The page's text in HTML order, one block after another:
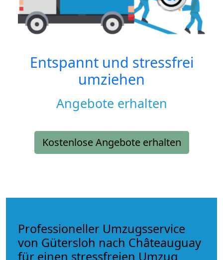
Entspannt und stressfrei
umziehen
Angebote erhalten
Kostenlose Angebote erhalten
Professioneller Umzugsservice
von Gütersloh nach Châteauguay
für einen stressfreien Umzug